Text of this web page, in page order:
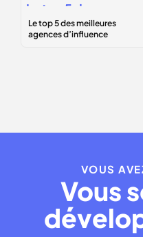
Le top 5 des
meilleures
agences
VOUS
Vous